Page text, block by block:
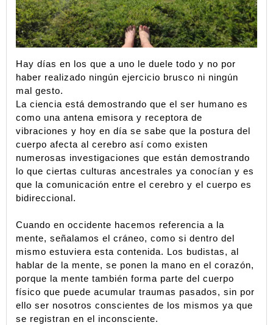
Hay días en los que a uno le duele todo y no por
haber realizado ningún ejercicio brusco ni ningún
mal gesto.
La ciencia está demostrando que el ser humano es
como una antena emisora y receptora de
vibraciones y hoy en día se sabe que la postura del
cuerpo afecta al cerebro así como existen
numerosas investigaciones que están demostrando
lo que ciertas culturas ancestrales ya conocían y es
que la comunicación entre el cerebro y el cuerpo es
bidireccional.
Cuando en occidente hacemos referencia a la
mente, señalamos el cráneo, como si dentro del
mismo estuviera esta contenida. Los budistas, al
hablar de la mente, se ponen la mano en el corazón,
porque la mente también forma parte del cuerpo
físico que puede acumular traumas pasados, sin por
ello ser nosotros conscientes de los mismos ya que
se registran en el inconsciente.